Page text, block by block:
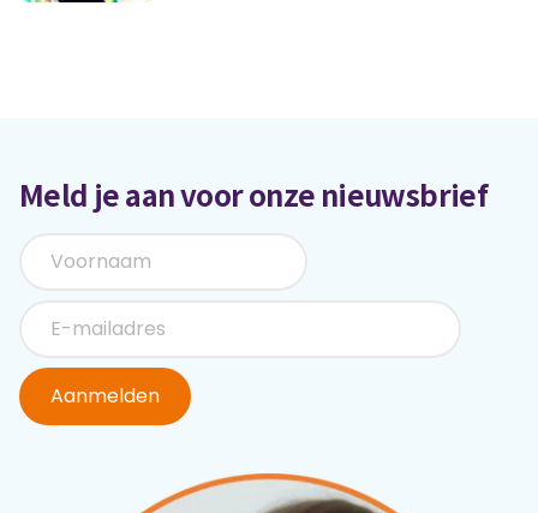
Meld je aan voor onze nieuwsbrief
Aanmelden